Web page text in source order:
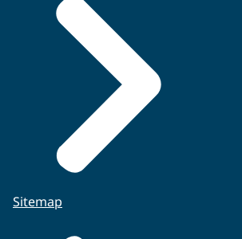
Sitemap